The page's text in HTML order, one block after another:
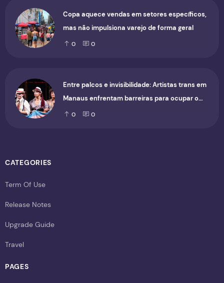
Copa aquece vendas em setores específicos,
mas não impulsiona varejo de forma geral
0 0
Entre palcos e invisibilidade: Artistas trans em
Manaus enfrentam barreiras para ocupar o
cenário cultural
0 0
CATEGORIES
Term Of Use
Release Notes
Upgrade Guide
Travel
PAGES